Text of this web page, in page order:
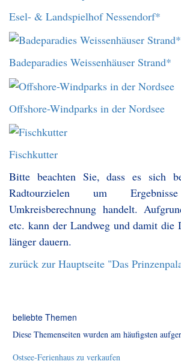
Esel- & Landspielhof Nessendorf*
Badeparadies Weissenhäuser Strand*
Offshore-Windparks in der Nordsee
Fischkutter
Bitte beachten Sie, dass es sich
Radtourzielen um
Umkreisberechnung handelt.
etc. kann der Landweg und damit die
länger dauern.
zurück zur Hauptseite "Das
beliebte Themen
Diese Themenseiten wurden am häufigsten
Ostsee-Ferienhaus zu verkaufen